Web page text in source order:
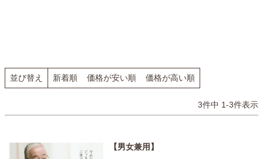
並び替え 新着順 価格が安い順 価格が高い順
3件中 1-3件表示
男女兼用